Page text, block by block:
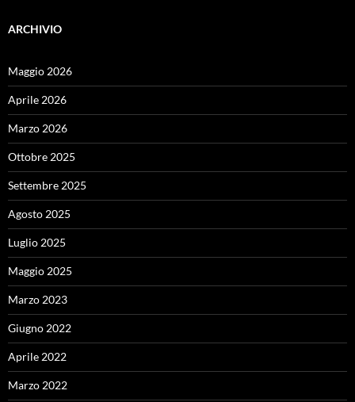
ARCHIVIO
Maggio 2026
Aprile 2026
Marzo 2026
Ottobre 2025
Settembre 2025
Agosto 2025
Luglio 2025
Maggio 2025
Marzo 2023
Giugno 2022
Aprile 2022
Marzo 2022